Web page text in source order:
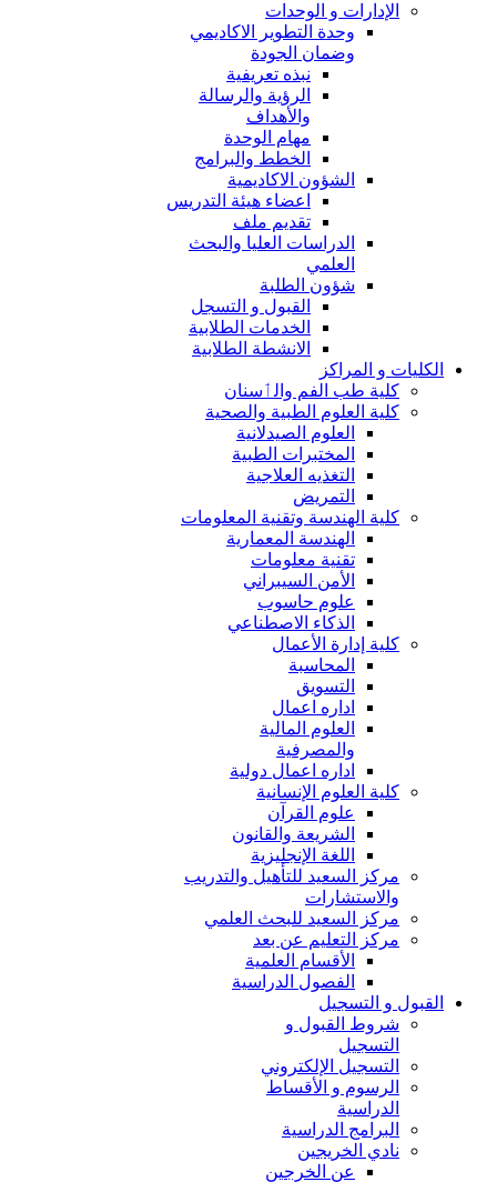
الإدارات و الوحدات
وحدة التطوير الاكاديمي
وضمان الجودة
نبذه تعريفية
الرؤية والرسالة
والأهداف
مهام الوحدة
الخطط والبرامج
الشؤون الاكاديمية
اعضاء هيئة التدريس
تقديم ملف
الدراسات العليا والبحث
العلمي
شؤون الطلبة
القبول و التسجل
الخدمات الطلابية
الانشطة الطلابية
الكليات و المراكز
كلية طب الفم والٲسنان
كلية العلوم الطبية والصحية
العلوم الصيدلانية
المختبرات الطبية
التغذيه العلاجية
التمريض
كلية الهندسة وتقنية المعلومات
الهندسة المعمارية
تقنية معلومات
الأمن السيبراني
علوم حاسوب
الذكاء الاصطناعي
كلية إدارة الأعمال
المحاسبة
التسويق
اداره اعمال
العلوم المالية
والمصرفية
اداره اعمال دولية
كلية العلوم الإنسانية
علوم القرآن
الشريعة والقانون
اللغة الإنجليزية
مركز السعيد للتأهيل والتدريب
والاستشارات
مركز السعيد للبحث العلمي
مركز التعليم عن بعد
الأقسام العلمية
الفصول الدراسية
القبول و التسجيل
شروط القبول و
التسجيل
التسجيل الإلكتروني
الرسوم و الأقساط
الدراسية
البرامج الدراسية
نادي الخريجين
عن الخرجين